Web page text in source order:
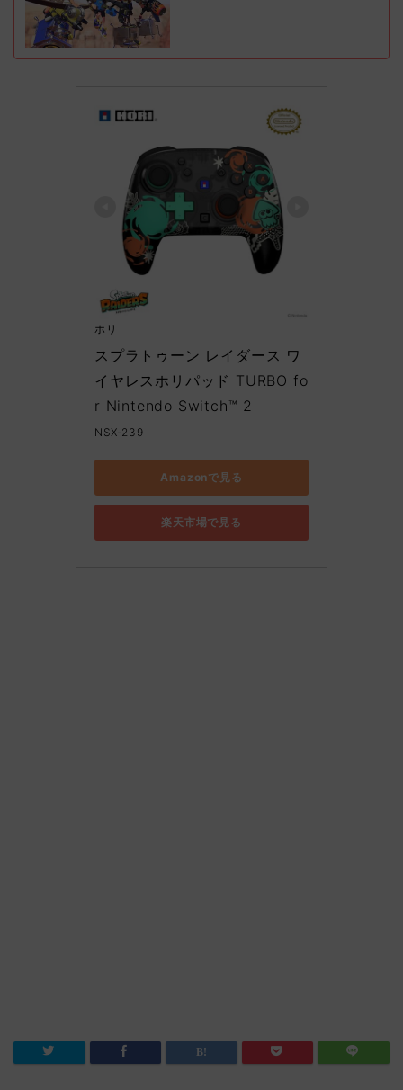
ホリ
スプラトゥーン レイダース ワ
イヤレスホリパッド TURBO fo
r Nintendo Switch™ 2
NSX-239
Amazonで見る
楽天市場で見る